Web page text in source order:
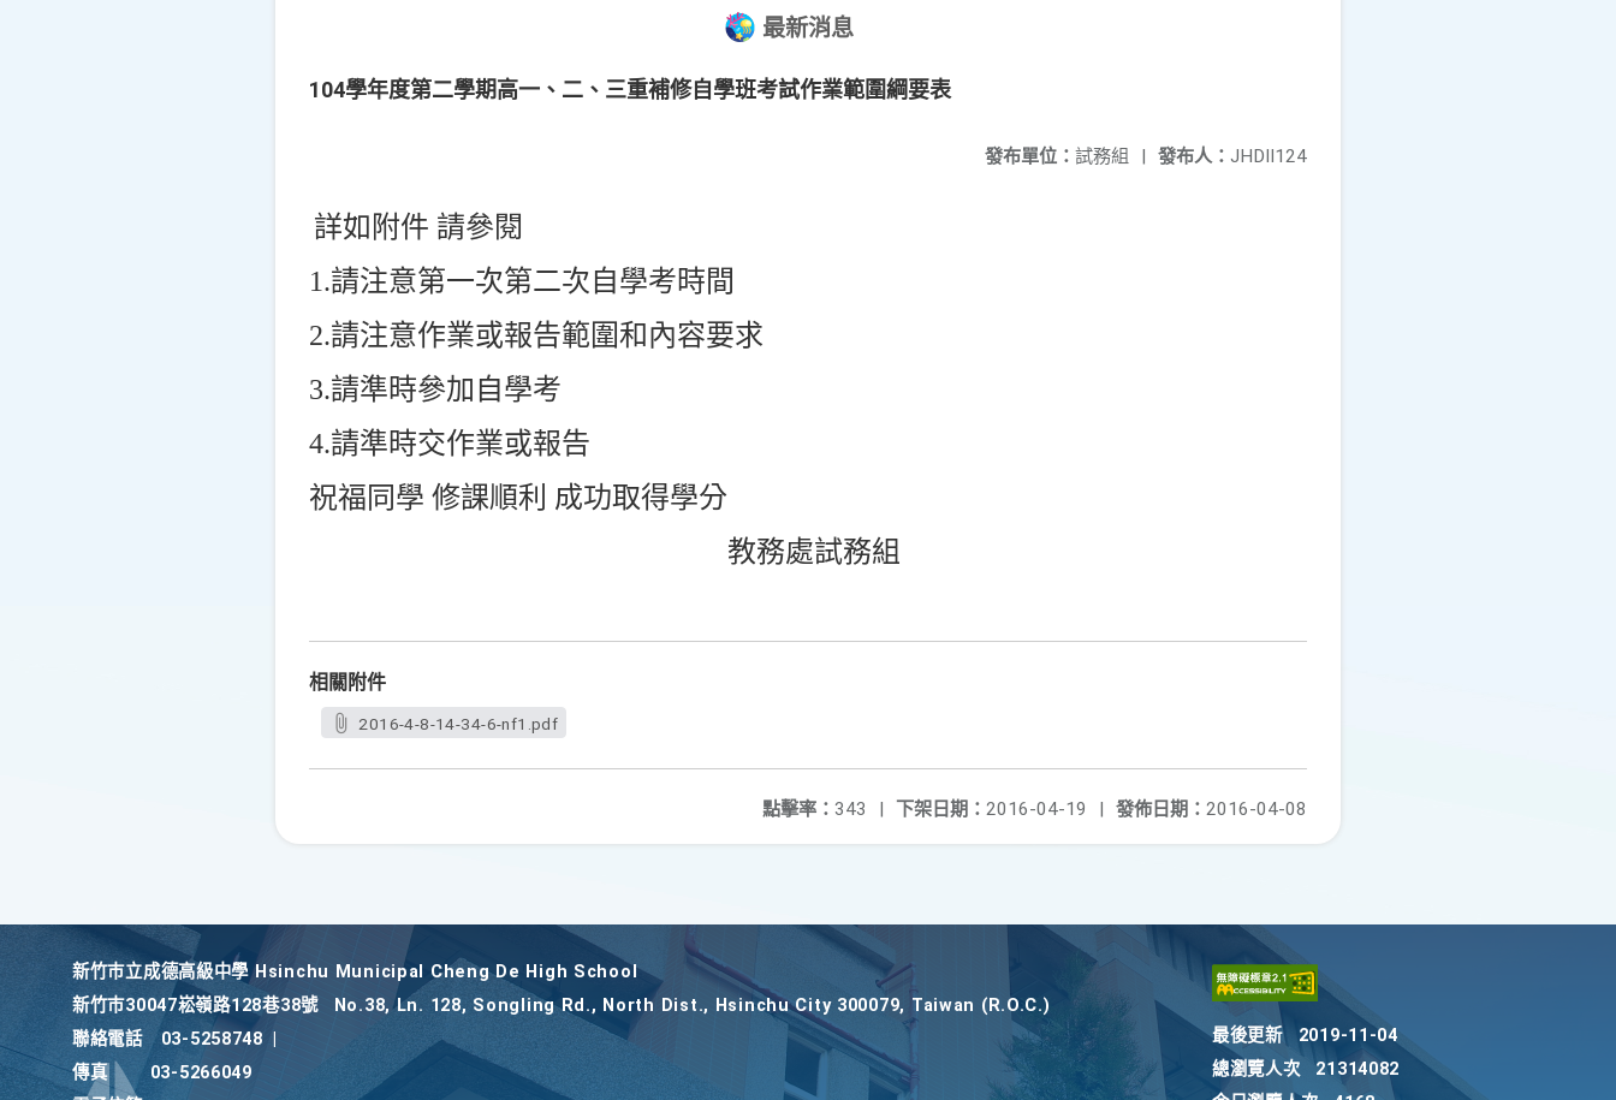
最新消息
104學年度第二學期高一、二、三重補修自學班考試作業範圍綱要表
發布人： JHDII124
發布單位： 試務組 |
詳如附件 請參閱
1.請注意第一次第二次自學考時間
2.請注意作業或報告範圍和內容要求
3.請準時參加自學考
4.請準時交作業或報告
祝福同學 修課順利 成功取得學分
教務處試務組
相關附件
2016-4-8-14-34-6-nf1.pdf
發佈日期： 2016-04-08
下架日期： 2016-04-19 |
點擊率： 343 |
新竹巿立成德高級中學 Hsinchu Municipal Cheng De High School
新竹巿30047崧嶺路128巷38號
No.38, Ln. 128, Songling Rd., North Dist., Hsinchu City 300079, Taiwan (R.O.C.)
聯絡電話
03-5258748
傳真
03-5266049
最後更新
2019-11-04
總瀏覽人次
21314082